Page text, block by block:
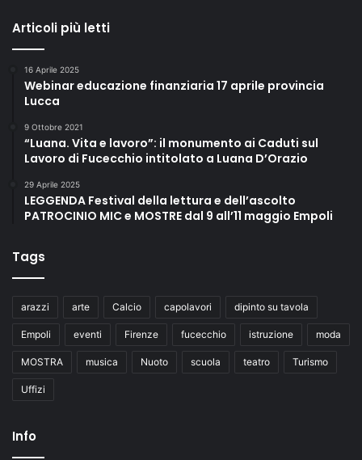
Articoli più letti
16 Aprile 2025
Webinar educazione finanziaria 17 aprile provincia
Lucca
9 Ottobre 2021
“Luana. Vita e lavoro”: il monumento ai Caduti sul
Lavoro di Fucecchio intitolato a Luana D’Orazio
29 Aprile 2025
LEGGENDA Festival della lettura e dell’ascolto
PATROCINIO MIC e MOSTRE dal 9 all’11 maggio Empoli
Tags
arazzi arte Calcio capolavori dipinto su tavola
Empoli eventi Firenze fucecchio istruzione moda
MOSTRA musica Nuoto scuola teatro Turismo
Uffizi
Info